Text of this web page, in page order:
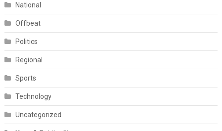
National
Offbeat
Politics
Regional
Sports
Technology
Uncategorized